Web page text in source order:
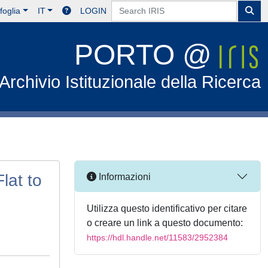
IT LOGIN
PORTO @
Istituzionale della Ricerca
to
Informazioni
Utilizza questo identificativo per citare
o creare un link a questo documento:
https://hdl.handle.net/11583/2952384